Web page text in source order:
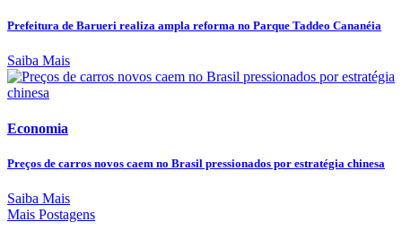
Prefeitura de Barueri realiza ampla reforma no Parque Taddeo Cananéia
Saiba Mais
Economia
Preços de carros novos caem no Brasil pressionados por estratégia chinesa
Saiba Mais
Mais Postagens